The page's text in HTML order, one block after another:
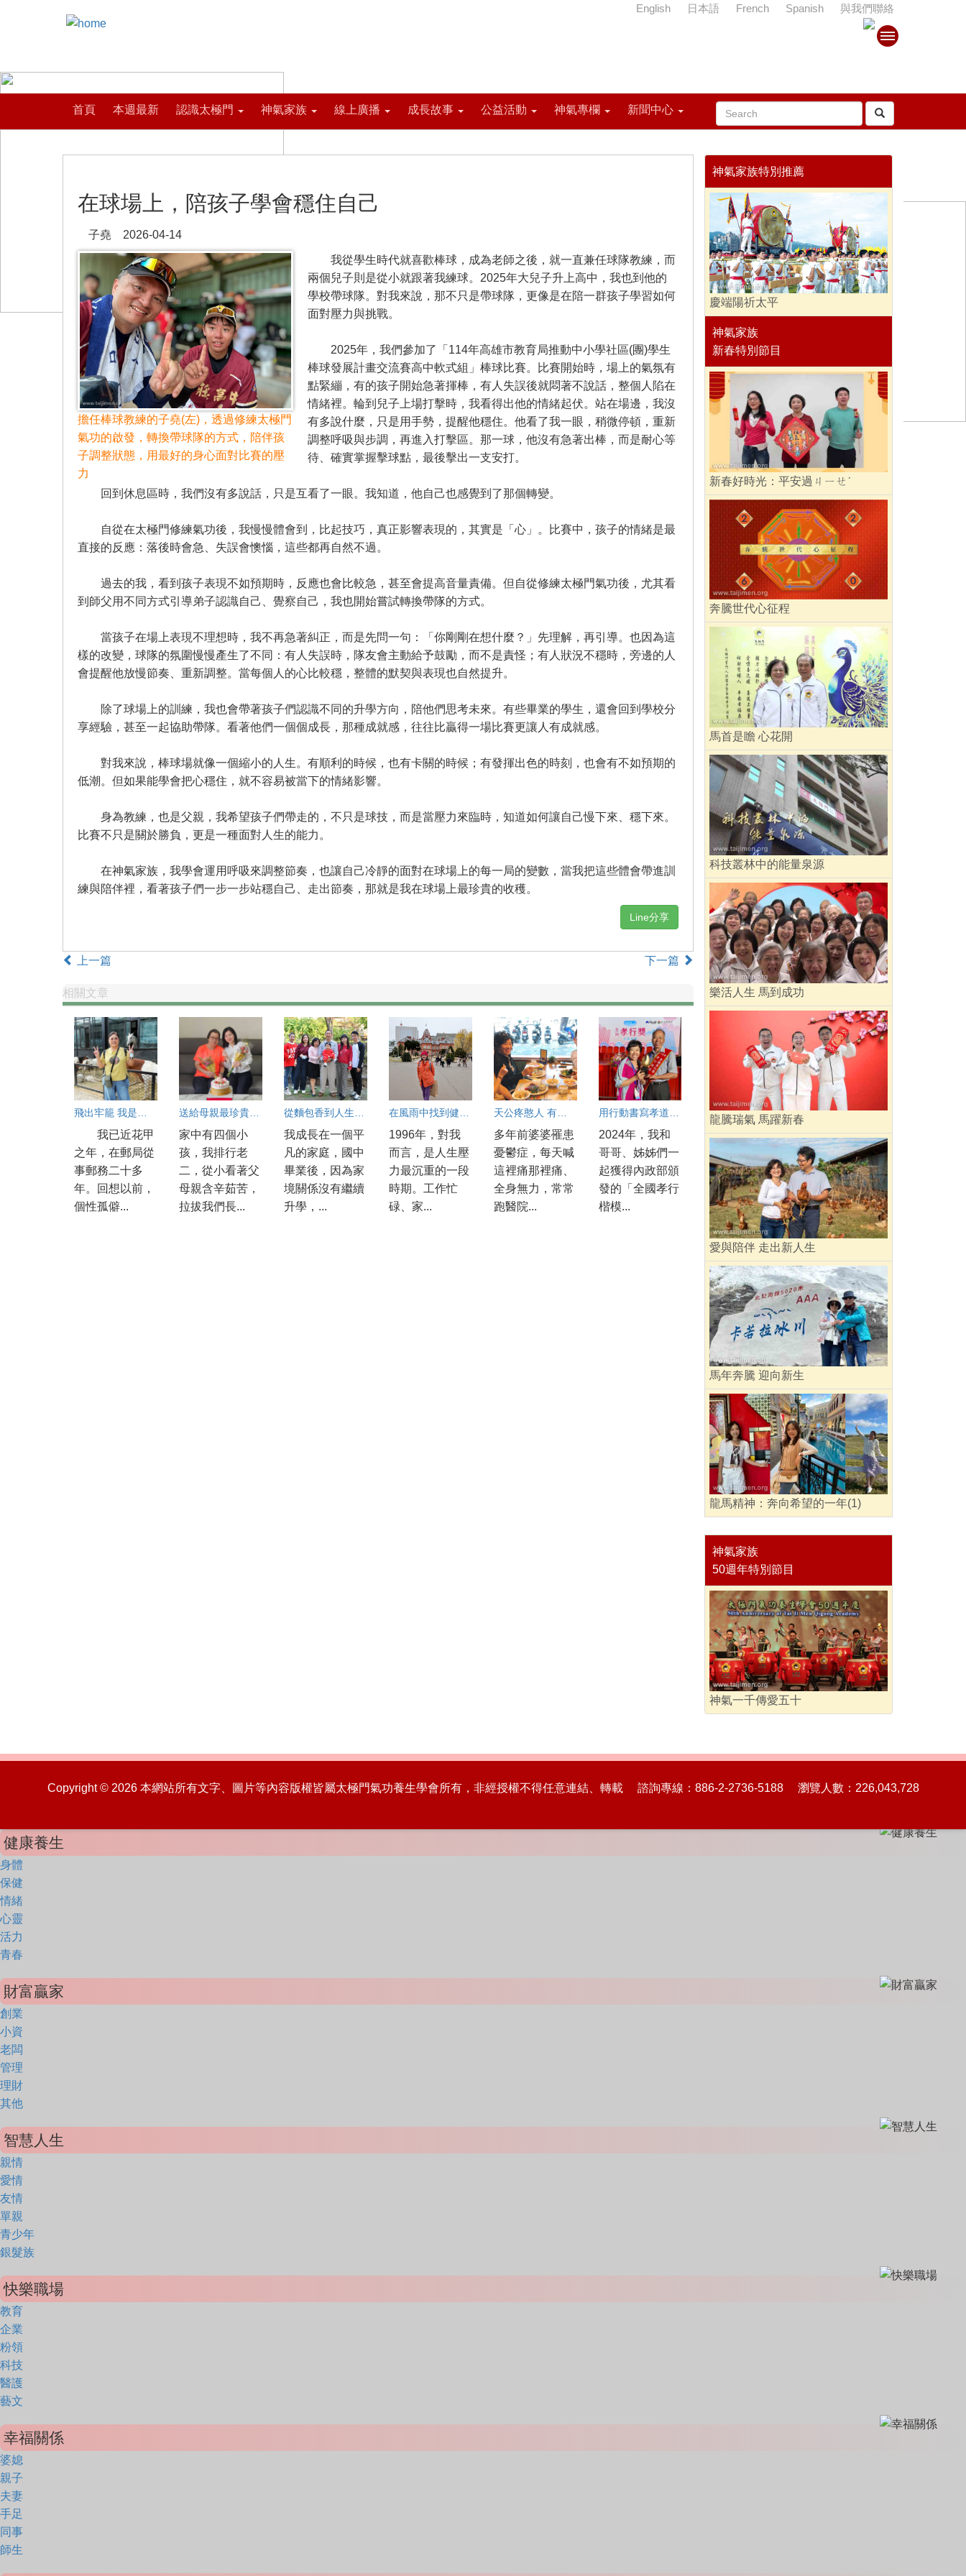
首頁 本週最新 認識太極門 神氣家族 線上廣播 成長故事 公益活動 神氣專欄 新聞中心
English 日本語 French Spanish 與我們聯絡
在球場上，陪孩子學會穩住自己
子堯 2026-04-14
擔任棒球教練的子堯(左)，透過修練太極門
氣功的啟發，轉換帶球隊的方式，陪伴孩
子調整狀態，用最好的身心面對比賽的壓
力
我從學生時代就喜歡棒球，成為老師之後，就一直兼任球隊教練，而
兩個兒子則是從小就跟著我練球。2025年大兒子升上高中，我也到他的
學校帶球隊。對我來說，那不只是帶球隊，更像是在陪一群孩子學習如何
面對壓力與挑戰。
2025年，我們參加了「114年高雄市教育局推動中小學社區(團)學生
棒球發展計畫交流賽高中軟式組」棒球比賽。比賽開始時，場上的氣氛有
點緊繃，有的孩子開始急著揮棒，有人失誤後就悶著不說話，整個人陷在
情緒裡。輪到兒子上場打擊時，我看得出他的情緒起伏。站在場邊，我沒
有多說什麼，只是用手勢，提醒他穩住。他看了我一眼，稍微停頓，重新
調整呼吸與步調，再進入打擊區。那一球，他沒有急著出棒，而是耐心等
待、確實掌握擊球點，最後擊出一支安打。
回到休息區時，我們沒有多說話，只是互看了一眼。我知道，他自己也感覺到了那個轉變。
自從在太極門修練氣功後，我慢慢體會到，比起技巧，真正影響表現的，其實是「心」。比賽中，孩子的情緒是最
直接的反應：落後時會急、失誤會懊惱，這些都再自然不過。
過去的我，看到孩子表現不如預期時，反應也會比較急，甚至會提高音量責備。但自從修練太極門氣功後，尤其看
到師父用不同方式引導弟子認識自己、覺察自己，我也開始嘗試轉換帶隊的方式。
當孩子在場上表現不理想時，我不再急著糾正，而是先問一句：「你剛剛在想什麼？」先理解，再引導。也因為這
樣的改變，球隊的氛圍慢慢產生了不同：有人失誤時，隊友會主動給予鼓勵，而不是責怪；有人狀況不穩時，旁邊的人
會提醒他放慢節奏、重新調整。當每個人的心比較穩，整體的默契與表現也自然提升。
除了球場上的訓練，我也會帶著孩子們認識不同的升學方向，陪他們思考未來。有些畢業的學生，還會回到學校分
享經驗，甚至一起協助帶隊。看著他們一個個成長，那種成就感，往往比贏得一場比賽更讓人有成就感。
對我來說，棒球場就像一個縮小的人生。有順利的時候，也有卡關的時候；有發揮出色的時刻，也會有不如預期的
低潮。但如果能學會把心穩住，就不容易被當下的情緒影響。
身為教練，也是父親，我希望孩子們帶走的，不只是球技，而是當壓力來臨時，知道如何讓自己慢下來、穩下來。
比賽不只是關於勝負，更是一種面對人生的能力。
在神氣家族，我學會運用呼吸來調整節奏，也讓自己冷靜的面對在球場上的每一局的變數，當我把這些體會帶進訓
練與陪伴裡，看著孩子們一步一步站穩自己、走出節奏，那就是我在球場上最珍貴的收穫。
Line分享
上一篇 下一篇
相關文章
我已近花甲
之年，在郵局從
事郵務二十多
年。回想以前，
個性孤僻...
送給母親最珍貴的禮物
家中有四個小
孩，我排行老
二，從小看著父
母親含辛茹苦，
拉拔我們長...
我成長在一個平
凡的家庭，國中
畢業後，因為家
境關係沒有繼續
升學，...
1996年，對我
而言，是人生壓
力最沉重的一段
時期。工作忙
碌、家...
天公疼憨人 有捨就有得
多年前婆婆罹患
憂鬱症，每天喊
這裡痛那裡痛、
全身無力，常常
跑醫院...
2024年，我和
哥哥、姊姊們一
起獲得內政部頒
發的「全國孝行
楷模...
神氣家族特別推薦
慶端陽祈太平
神氣家族
新春特別節目
新春好時光：平安過ㄐㄧㄝˊ
奔騰世代心征程
馬首是瞻 心花開
科技叢林中的能量泉源
樂活人生 馬到成功
龍騰瑞氣 馬躍新春
愛與陪伴 走出新人生
馬年奔騰 迎向新生
龍馬精神：奔向希望的一年(1)
神氣家族
50週年特別節目
神氣一千傳愛五十
Copyright © 2026 本網站所有文字、圖片等內容版權皆屬太極門氣功養生學會所有，非經授權不得任意連結、轉載 諮詢專線：886-2-2736-5188 瀏覽人數：226,043,728
健康養生
身體
保健
情緒
心靈
活力
青春
財富贏家
創業
小資
老闆
管理
理財
其他
智慧人生
親情
愛情
友情
單親
青少年
銀髮族
快樂職場
教育
企業
粉領
科技
醫護
藝文
幸福關係
婆媳
親子
夫妻
手足
同事
師生